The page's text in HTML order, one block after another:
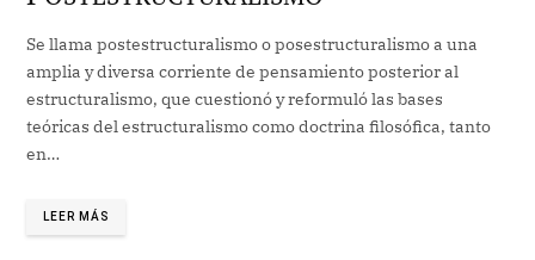
Se llama postestructuralismo o posestructuralismo a una
amplia y diversa corriente de pensamiento posterior al
estructuralismo, que cuestionó y reformuló las bases
teóricas del estructuralismo como doctrina filosófica, tanto
en…
LEER MÁS